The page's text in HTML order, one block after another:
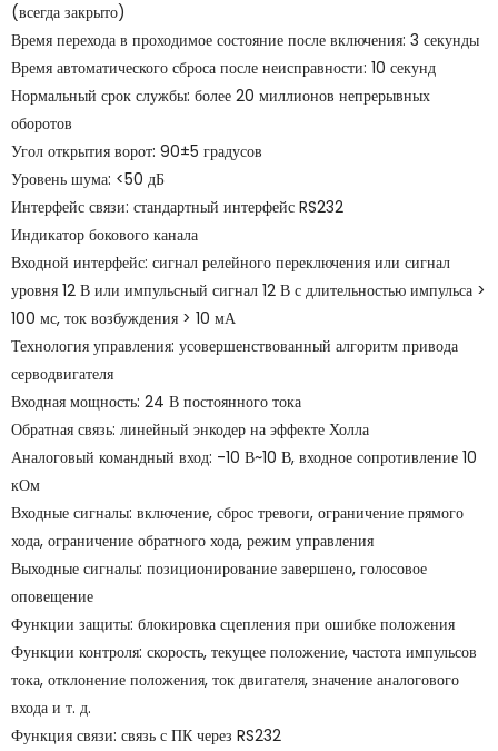
(всегда закрыто)
Время перехода в проходимое состояние после включения: 3 секунды
Время автоматического сброса после неисправности: 10 секунд
Нормальный срок службы: более 20 миллионов непрерывных
оборотов
Угол открытия ворот: 90±5 градусов
Уровень шума: <50 дБ
Интерфейс связи: стандартный интерфейс RS232
Индикатор бокового канала
Входной интерфейс: сигнал релейного переключения или сигнал
уровня 12 В или импульсный сигнал 12 В с длительностью импульса >
100 мс, ток возбуждения > 10 мА
Технология управления: усовершенствованный алгоритм привода
серводвигателя
Входная мощность: 24 В постоянного тока
Обратная связь: линейный энкодер на эффекте Холла
Аналоговый командный вход: -10 В~10 В, входное сопротивление 10
кОм
Входные сигналы: включение, сброс тревоги, ограничение прямого
хода, ограничение обратного хода, режим управления
Выходные сигналы: позиционирование завершено, голосовое
оповещение
Функции защиты: блокировка сцепления при ошибке положения
Функции контроля: скорость, текущее положение, частота импульсов
тока, отклонение положения, ток двигателя, значение аналогового
входа и т. д.
Функция связи: связь с ПК через RS232